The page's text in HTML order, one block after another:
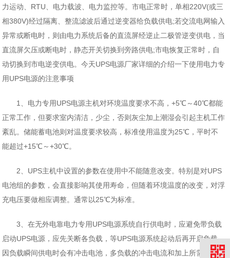
力运动、RTU、电力载波、电力监控等。市电正常时，单相220V(或三
相380V)经过隔离、整流滤波后通过逆变器给负载供电;若交流电网输入
异常或断电时，则由电力系统后备的直流屏经逆止二极管逆变供电，当
直流屏欠压或断电时，静态开关切换到旁路供电;市电恢复正常时，自
动切换到市电逆变供电。今天UPS电源厂家详细的介绍一下使用电力专
用UPS电源的注意事项
1、电力专用UPS电源主机对环境温度要求不高，+5℃～40℃都能
正常工作，但要求室内清洁，少尘，否则灰尘加上潮湿会引起主机工作
紊乱。储能蓄电池则对温度要求较高，标准使用温度为25℃，平时不
能超过+15℃～+30℃。
2、UPS主机中设置的参数在使用中不能随意改变。特别是对UPS
电池组的参数，会直接影响其使用寿命，但随着环境温度的改变，对浮
充电压要做相应调整。通常以25℃为标准。
3、在无外电靠电力专用UPS电源系统自行供电时，应避免带负载
启动UPS电源，应先关断各负载，等UPS电源系统起动后再开启负载。
因负载瞬间供电时会有冲击电池，多负载的冲击电流和加上所需的供电